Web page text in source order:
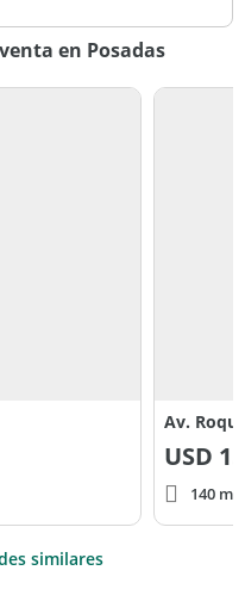
en Posadas
Av.
USD
140
similares